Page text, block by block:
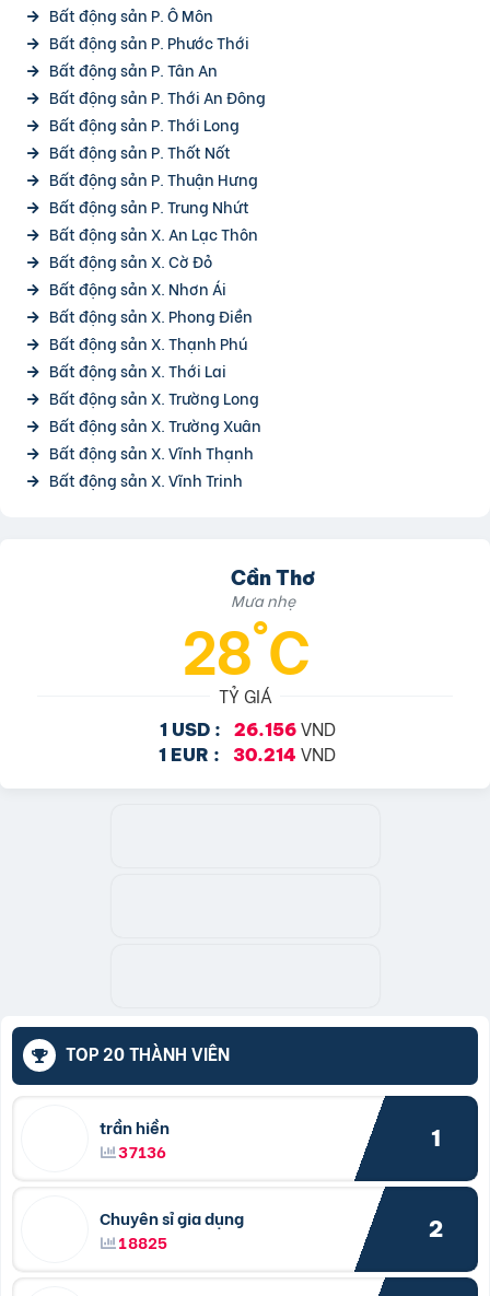
Bất động sản P. Ô Môn
Bất động sản P. Phước Thới
Bất động sản P. Tân An
Bất động sản P. Thới An Đông
Bất động sản P. Thới Long
Bất động sản P. Thốt Nốt
Bất động sản P. Thuận Hưng
Bất động sản P. Trung Nhứt
Bất động sản X. An Lạc Thôn
Bất động sản X. Cờ Đỏ
Bất động sản X. Nhơn Ái
Bất động sản X. Phong Điền
Bất động sản X. Thạnh Phú
Bất động sản X. Thới Lai
Bất động sản X. Trường Long
Bất động sản X. Trường Xuân
Bất động sản X. Vĩnh Thạnh
Bất động sản X. Vĩnh Trinh
Cần Thơ
Mưa nhẹ
28°C
TỶ GIÁ
1 USD : 26.156VND
1 EUR : 30.214 VND
TOP 20 THÀNH VIÊN
trần hiền
37136
1
Chuyên sỉ gia dụng
18825
2